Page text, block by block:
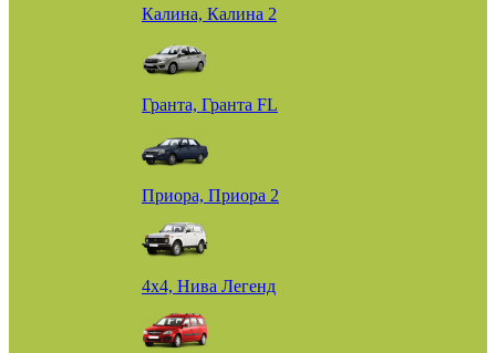
Калина, Калина 2
Гранта, Гранта FL
Приора, Приора 2
4х4, Нива Легенд